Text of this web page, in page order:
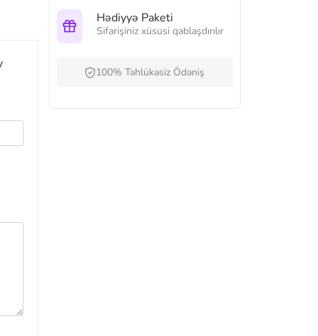
Hədiyyə Paketi
Sifarişiniz xüsusi qablaşdırılır
100% Təhlükəsiz Ödəniş